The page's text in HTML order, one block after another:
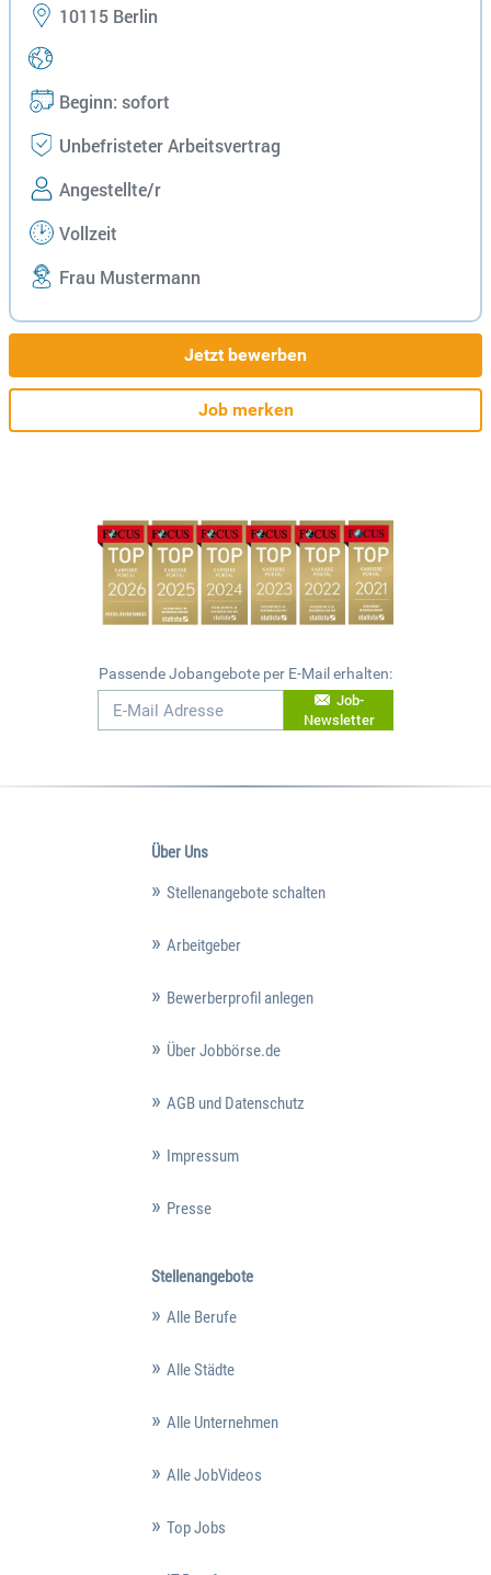
10115 Berlin
Beginn: sofort
Unbefristeter Arbeitsvertrag
Angestellte/r
Vollzeit
Frau Mustermann
Jetzt bewerben
Job merken
Passende Jobangebote per E-Mail erhalten:
Job-
Newsletter
Über Uns
Stellenangebote schalten
Arbeitgeber
Bewerberprofil anlegen
Über Jobbörse.de
AGB und Datenschutz
Impressum
Presse
Stellenangebote
Alle Berufe
Alle Städte
Alle Unternehmen
Alle JobVideos
Top Jobs